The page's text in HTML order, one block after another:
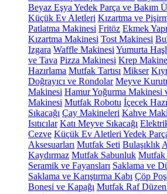
Beyaz Eşya Yedek Parça ve Bakım
Küçük Ev Aletleri Kızartma ve
Patlatma Makinesi Fritöz Ekmek
Kızartma Makinesi Tost Makinesi
Izgara Waffle Makinesi Yumurta
ve Tava Pizza Makinesi Krep
Hazırlama Mutfak Tartısı Mikser
Doğrayıcı ve Rondolar Meyve
Makinesi Hamur Yoğurma Makinesi
Makinesi Mutfak Robotu İçecek
Sıkacağı Çay Makineleri Kahve
Isıtıcılar Katı Meyve Sıkacağı
Cezve Küçük Ev Aletleri Yedek
Aksesuarları Mutfak Seti Bulaşıklık
Kaydırmaz Mutfak Sabunluk
Seramik ve Fayansları Saklama ve
Saklama ve Karıştırma Kabı Çöp
Bonesi ve Kapağı Mutfak Raf